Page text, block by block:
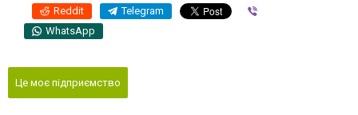
Reddit Telegram
WhatsApp
Це моє підприємство